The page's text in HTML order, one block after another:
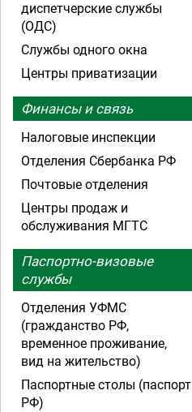
диспетчерские службы
(ОДС)
Службы одного окна
Центры приватизации
Финансы и связь
Налоговые инспекции
Отделения Сбербанка РФ
Почтовые отделения
Центры продаж и
обслуживания МГТС
Паспортно-визовые
службы
Отделения УФМС
(гражданство РФ,
временное проживание,
вид на жительство)
Паспортные столы (паспорт
РФ)